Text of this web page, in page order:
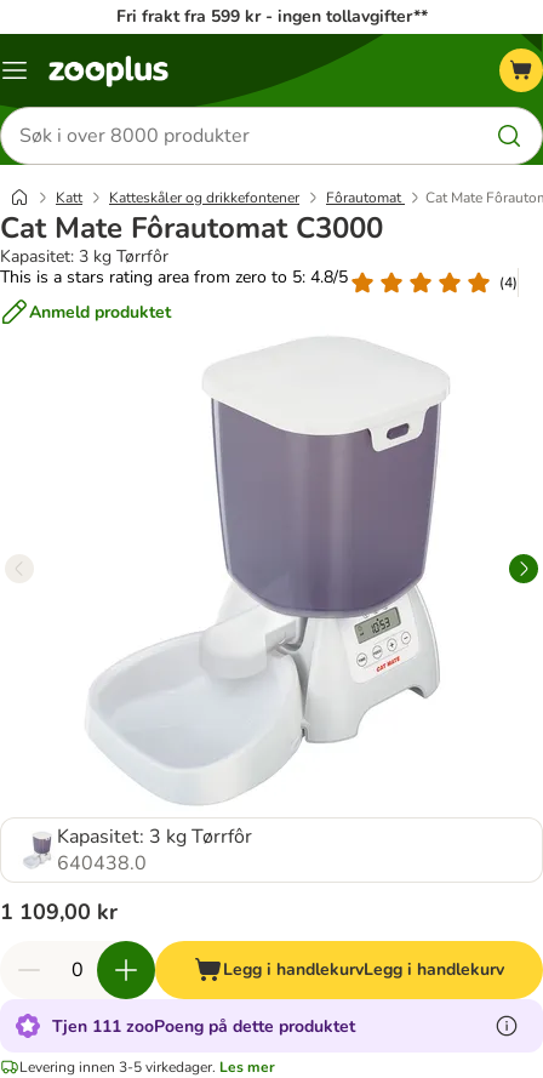
Fri frakt fra 599 kr - ingen tollavgifter**
Katalogmeny
Søk
etter
produkter
Katt Katteskåler og drikkefontener Fôrautomat Cat Mate
Cat Mate Fôrautomat C3000
Kapasitet: 3 kg Tørrfôr
This is a stars rating area from zero to 5: 4.8/5
(4)
Anmeld produktet
Kapasitet: 3 kg Tørrfôr
640438.0
1 109,00 kr
Legg i handlekurvLegg i handlekurv
Tjen 111 zooPoeng på dette produktet
Levering innen 3-5 virkedager. Les mer